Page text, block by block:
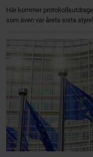
Här kommer
som även var årets sista